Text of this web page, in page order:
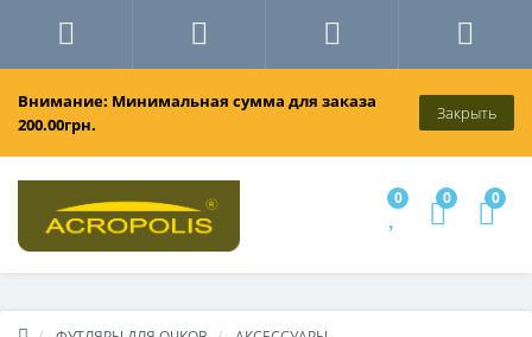
Внимание: Минимальная сумма для заказа
200.00грн.
Закрыть
0 0 0